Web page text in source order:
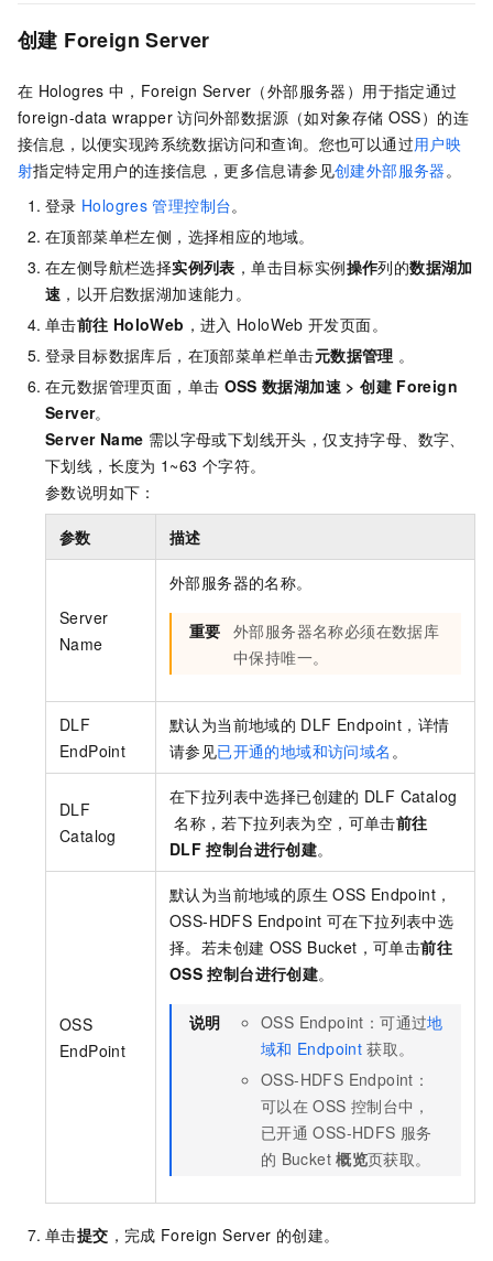
创建 Foreign Server
在 Hologres 中，Foreign Server（外部服务器）用于指定通过
foreign-data wrapper 访问外部数据源（如对象存储 OSS）的连
接信息，以便实现跨系统数据访问和查询。您也可以通过用户映
射指定特定用户的连接信息，更多信息请参见创建外部服务器。
登录 Hologres 管理控制台。
在顶部菜单栏左侧，选择相应的地域。
在左侧导航栏选择实例列表 ，单击目标实例操作列的数据湖加
速 ，以开启数据湖加速能力。
单击前往 HoloWeb ，进入 HoloWeb 开发页面。
登录目标数据库后，在顶部菜单栏单击元数据管理 。
在元数据管理页面，单击 OSS 数据湖加速>创建 Foreign
Server。
Server Name 需以字母或下划线开头，仅支持字母、数字、
下划线，长度为 1~63 个字符。
参数说明如下：
参数 描述
Server
Name
外部服务器的名称。
重要 外部服务器名称必须在数据库
中保持唯一。
DLF
EndPoint
默认为当前地域的 DLF Endpoint，详情
请参见已开通的地域和访问域名 。
DLF
Catalog
在下拉列表中选择已创建的 DLF Catalog
名称，若下拉列表为空，可单击前往
DLF 控制台进行创建。
OSS
EndPoint
默认为当前地域的原生 OSS Endpoint，
OSS-HDFS Endpoint 可在下拉列表中选
择。若未创建 OSS Bucket，可单击前往
OSS 控制台进行创建。
说明 OSS Endpoint：可通过地
域和 Endpoint 获取。
OSS-HDFS Endpoint：
可以在 OSS 控制台中，
已开通 OSS-HDFS 服务
的 Bucket 概览页获取。
单击提交 ，完成 Foreign Server 的创建。